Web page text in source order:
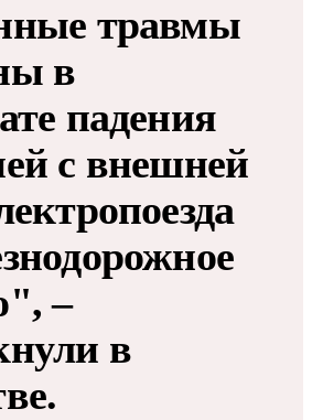
травмы
в
падения
с внешней
–
в